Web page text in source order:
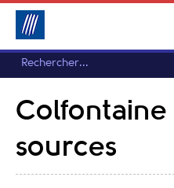
Colfontaine
sources